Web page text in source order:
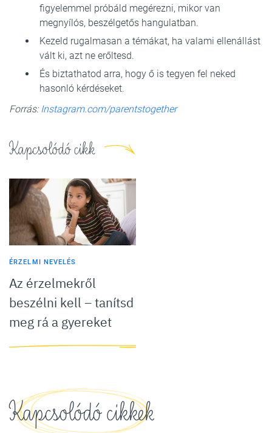
figyelemmel próbáld megérezni, mikor van
megnyílós, beszélgetős hangulatban.
Kezeld rugalmasan a témákat, ha valami ellenállást
vált ki, azt ne erőltesd.
És biztathatod arra, hogy ő is tegyen fel neked
hasonló kérdéseket.
Forrás:Instagram.com/parentstogether
Kapcsolódó cikk
ÉRZELMI NEVELÉS
Az érzelmekről
beszélni kell – tanítsd
meg rá a gyereket
Kapcsolódó cikkek